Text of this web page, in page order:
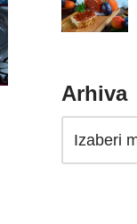
Arhiva